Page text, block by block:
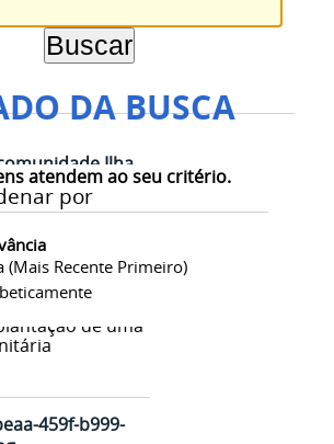
DA BUSCA
atendem ao seu critério.
por
(mais Recente Primeiro)
Ilha
,Iranduba,Biblioteca
fase do
de uma
459f-b999-